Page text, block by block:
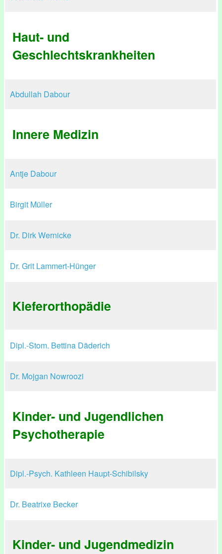
Haut- und
Geschlechtskrankheiten
Abdullah Dabour
Innere Medizin
Antje Dabour
Birgit Müller
Dr. Dirk Wernicke
Dr. Grit Lammert-Hünger
Kieferorthopädie
Dipl.-Stom. Bettina Däderich
Dr. Mojgan Nowroozi
Kinder- und Jugendlichen
Psychotherapie
Dipl.-Psych. Kathleen Haupt-Schibilsky
Dr. Beatrixe Becker
Kinder- und Jugendmedizin